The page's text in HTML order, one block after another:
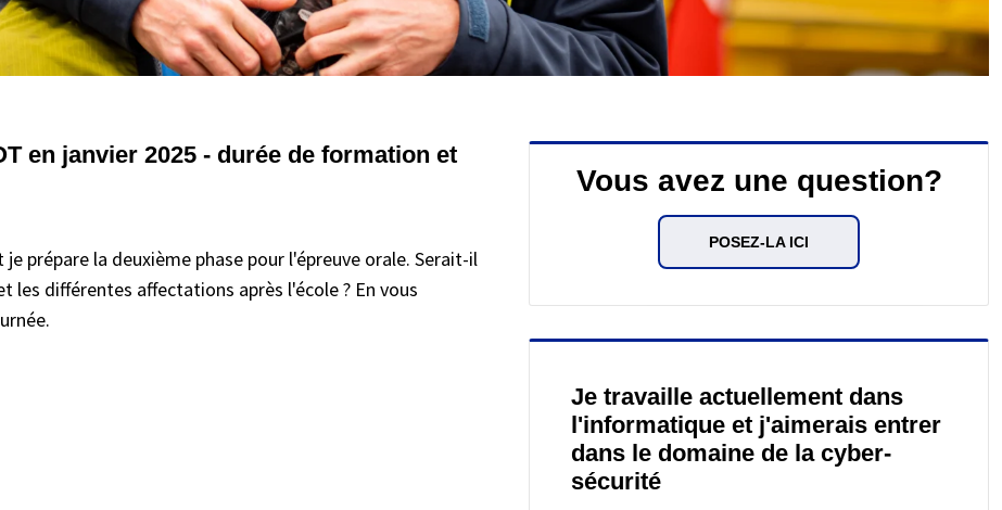
en janvier 2025 - durée de formation et
prépare la deuxième phase pour l'épreuve orale. Serait-il
différentes affectations après l'école ? En vous
Vous avez une question?
POSEZ-LA ICI
Je travaille actuellement dans
l'informatique et j'aimerais entrer
dans le domaine de la cyber-
sécurité